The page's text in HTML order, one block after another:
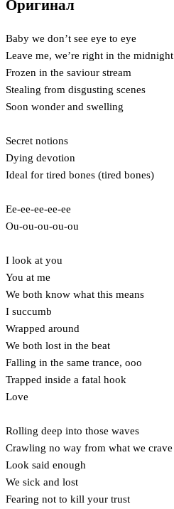
Оригинал
Baby we don’t see eye to eye
Leave me, we’re right in the midnight
Frozen in the saviour stream
Stealing from disgusting scenes
Soon wonder and swelling
Secret notions
Dying devotion
Ideal for tired bones (tired bones)
Ee-ee-ee-ee-ee
Ou-ou-ou-ou-ou
I look at you
You at me
We both know what this means
I succumb
Wrapped around
We both lost in the beat
Falling in the same trance, ooo
Trapped inside a fatal hook
Love
Rolling deep into those waves
Crawling no way from what we crave
Look said enough
We sick and lost
Fearing not to kill your trust